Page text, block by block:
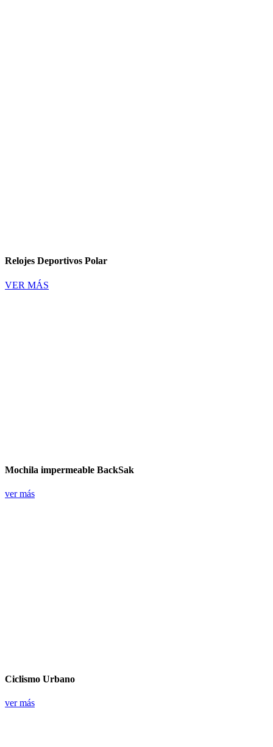
Relojes Deportivos Polar
VER MÁS
Mochila impermeable BackSak
ver más
Ciclismo Urbano
ver más